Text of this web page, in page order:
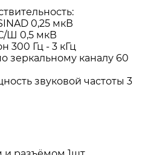
0,25 мкВ
Ш 0,5 мкВ
300 Гц - 3 кГц
зеркальному каналу 60
звуковой частоты 3